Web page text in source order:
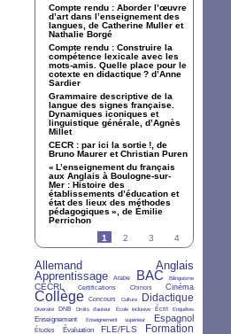
Compte rendu : Aborder l’œuvre
d’art dans l’enseignement des
langues, de Catherine Muller et
Nathalie Borgé
Compte rendu : Construire la
compétence lexicale avec les
mots-amis. Quelle place pour le
cotexte en didactique? d’Anne
Sardier
Grammaire descriptive de la
langue des signes française.
Dynamiques iconiques et
linguistique générale, d’Agnès
Millet
CECR : par ici la sortie !, de
Bruno Maurer et Christian Puren
« L’enseignement du français
aux Anglais à Boulogne-sur-
Mer : Histoire des
établissements d’éducation et
état des lieux des méthodes
pédagogiques », de Émilie
Perrichon
1
2 3 4
Allemand
26/36 Anglais
28/36
Apprentissage
27/36 Arabe
4/36 BAC
33/36 Bilinguisme
2/36
CECRL
15/36 Certifications
7/36 Chinois
6/36 Cinéma
12/36
Collège
36/36 Concours
5/36 Culture
2/36 Didactique
24/36
Diversité
2/36 DNB
6/36 Droits d’auteur
2/36 École inclusive
2/36 Écrit
7/36 Enquêtes
3/36
Enseignement
10/36 Enseignement supérieur
2/36 Espagnol
21/36
Études
6/36 Évaluation
10/36 FLE/FLS
16/36 Formation
25/36